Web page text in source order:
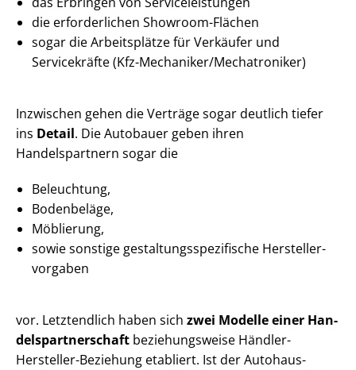
die erforderlichen Showroom-Flächen
sogar die Arbeitsplätze für Verkäufer und
Servicekräfte (Kfz-Mechaniker/Mechatroniker)
Inzwischen gehen die Verträge sogar deutlich tiefer
ins Detail. Die Autobauer geben ihren
Handelspartnern sogar die
Beleuchtung,
Bodenbeläge,
Möblierung,
sowie sonstige ge­stal­tungs­spe­zi­fi­sche Her­stel­ler­
vor­ga­ben
vor. Letztendlich haben sich zwei Modelle einer Han­
dels­part­ner­schaft beziehungsweise Händler-
Hersteller-Beziehung etabliert. Ist der Autohaus-